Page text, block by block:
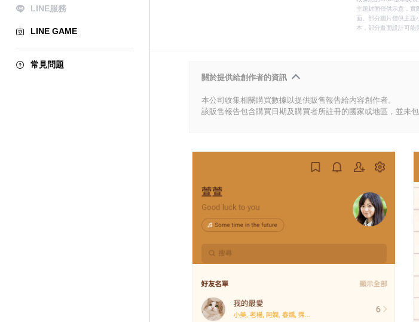
LINE服務
LINE GAME
常見問題
主題封面僅供示意，實
面。部分圖片僅供主題
本，部分畫面設計可能
關於提供給創作者的資訊
本公司收集相關購買數據以提供販售報告給內容創作者。
該販售報告包含購買日期及購買者所註冊的國家或地區，並未